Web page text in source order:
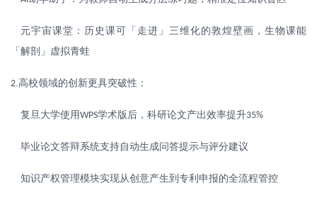
元宇宙课堂：历史课可「走进」三维化的敦煌壁画，生物课能
「解剖」虚拟青蛙
2.高校领域的创新更具突破性：
复旦大学使用WPS学术版后，科研论文产出效率提升35%
毕业论文答辩系统支持自动生成问答提示与评分建议
知识产权管理模块实现从创意产生到专利申报的全流程管控